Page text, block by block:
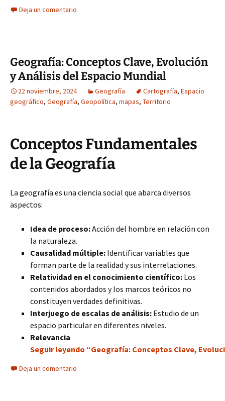
Deja un comentario
Geografía: Conceptos Clave, Evolución
y Análisis del Espacio Mundial
22 noviembre, 2024 Geografía Cartografía, Espacio
geográfico, Geografía, Geopolítica, mapas, Territorio
Conceptos Fundamentales
de la Geografía
La geografía es una ciencia social que abarca diversos
aspectos:
Idea de proceso:Acción del hombre en relación con
la naturaleza.
Causalidad múltiple: Identificar variables que
forman parte de la realidad y sus interrelaciones.
Relatividad en el conocimiento científico: Los
contenidos abordados y los marcos teóricos no
constituyen verdades definitivas.
Interjuego de escalas de análisis: Estudio de un
espacio particular en diferentes niveles.
Relevancia
Seguir leyendo “Geografía: Conceptos Clave,
Deja un comentario